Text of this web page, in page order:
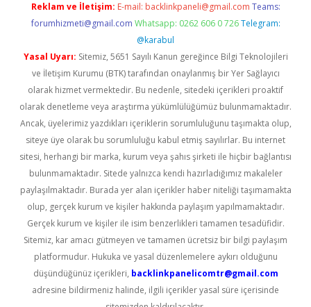
Reklam ve İletişim: E-mail: backlinkpaneli@gmail.com Teams:
forumhizmeti@gmail.com Whatsapp: 0262 606 0 726 Telegram:
@karabul
Yasal Uyarı: Sitemiz, 5651 Sayılı Kanun gereğince Bilgi Teknolojileri
ve İletişim Kurumu (BTK) tarafından onaylanmış bir Yer Sağlayıcı
olarak hizmet vermektedir. Bu nedenle, sitedeki içerikleri proaktif
olarak denetleme veya araştırma yükümlülüğümüz bulunmamaktadır.
Ancak, üyelerimiz yazdıkları içeriklerin sorumluluğunu taşımakta olup,
siteye üye olarak bu sorumluluğu kabul etmiş sayılırlar. Bu internet
sitesi, herhangi bir marka, kurum veya şahıs şirketi ile hiçbir bağlantısı
bulunmamaktadır. Sitede yalnızca kendi hazırladığımız makaleler
paylaşılmaktadır. Burada yer alan içerikler haber niteliği taşımamakta
olup, gerçek kurum ve kişiler hakkında paylaşım yapılmamaktadır.
Gerçek kurum ve kişiler ile isim benzerlikleri tamamen tesadüfidir.
Sitemiz, kar amacı gütmeyen ve tamamen ücretsiz bir bilgi paylaşım
platformudur. Hukuka ve yasal düzenlemelere aykırı olduğunu
düşündüğünüz içerikleri, backlinkpanelicomtr@gmail.com
adresine bildirmeniz halinde, ilgili içerikler yasal süre içerisinde